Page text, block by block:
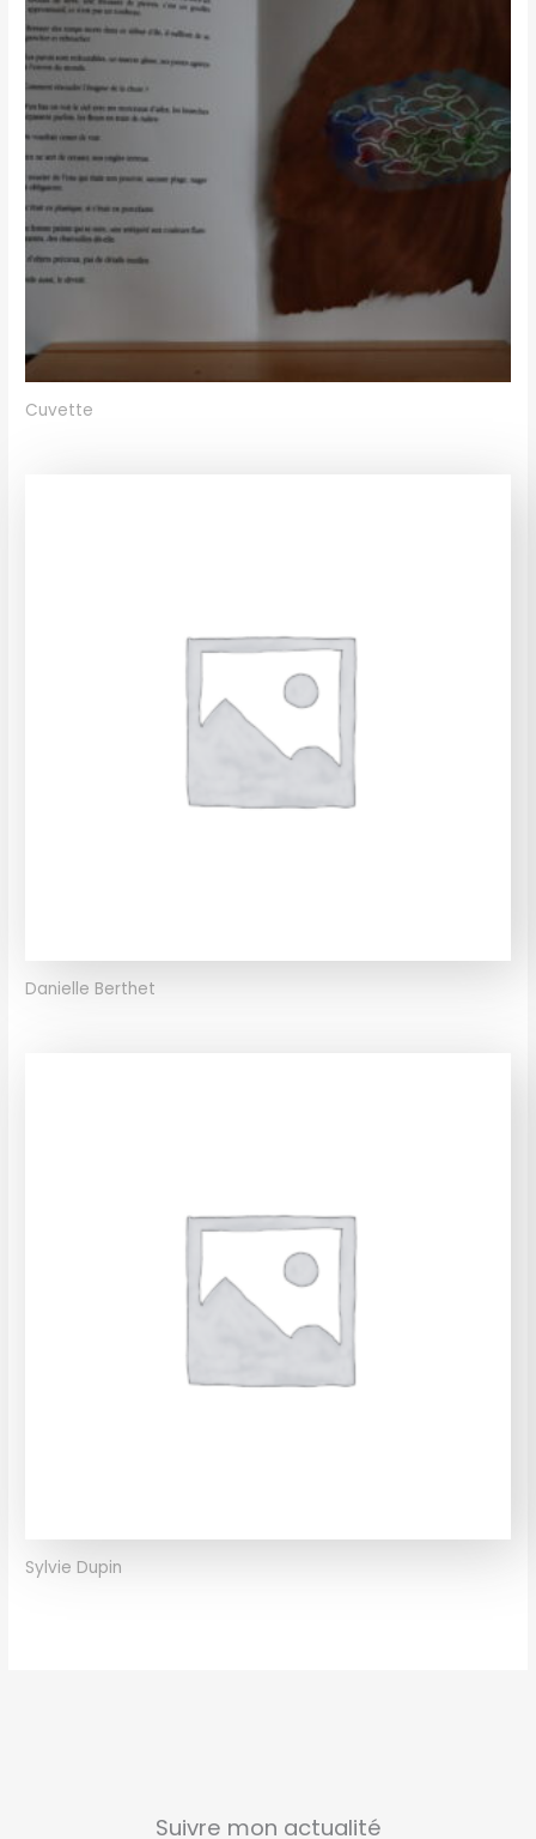
Cuvette
Danielle Berthet
Sylvie Dupin
Suivre mon actualité